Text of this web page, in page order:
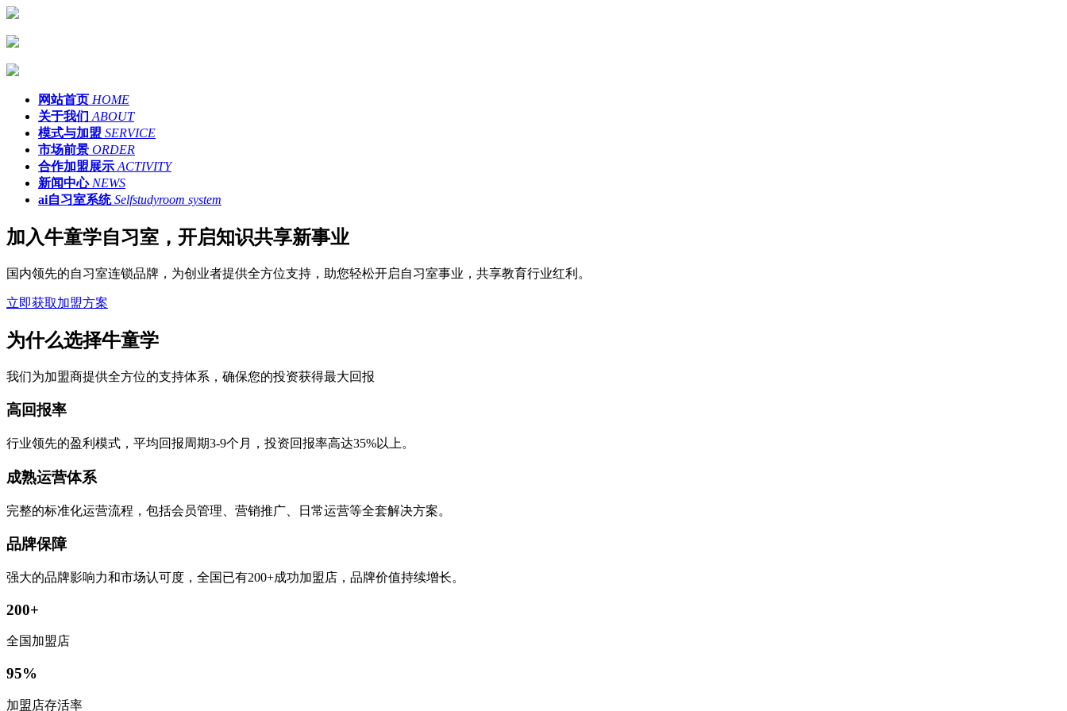
网站首页 HOME
关于我们 ABOUT
模式与加盟 SERVICE
市场前景 ORDER
合作加盟展示 ACTIVITY
新闻中心 NEWS
ai自习室系统 Selfstudyroom system
加入牛童学自习室，开启知识共享新事业
国内领先的自习室连锁品牌，为创业者提供全方位支持，助您轻松开启自习室事业，共享教育行业红利。
立即获取加盟方案
为什么选择牛童学
我们为加盟商提供全方位的支持体系，确保您的投资获得最大回报
高回报率
行业领先的盈利模式，平均回报周期3-9个月，投资回报率高达35%以上。
成熟运营体系
完整的标准化运营流程，包括会员管理、营销推广、日常运营等全套解决方案。
品牌保障
强大的品牌影响力和市场认可度，全国已有200+成功加盟店，品牌价值持续增长。
200+
全国加盟店
95%
加盟店存活率